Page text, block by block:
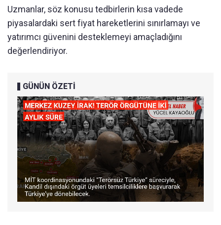
Uzmanlar, söz konusu tedbirlerin kısa vadede
piyasalardaki sert fiyat hareketlerini sınırlamayı ve
yatırımcı güvenini desteklemeyi amaçladığını
değerlendiriyor.
GÜNÜN ÖZETİ